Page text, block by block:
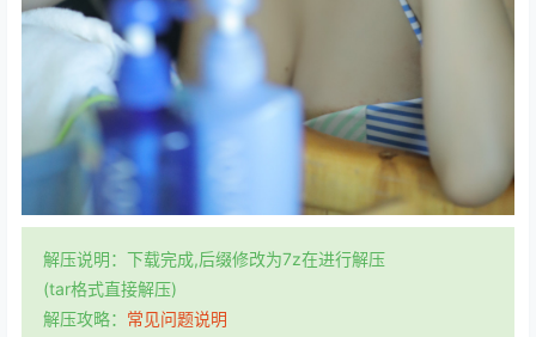
解压说明：下载完成,后缀修改为7z在进行解压
(tar格式直接解压)
解压攻略： 常见问题说明